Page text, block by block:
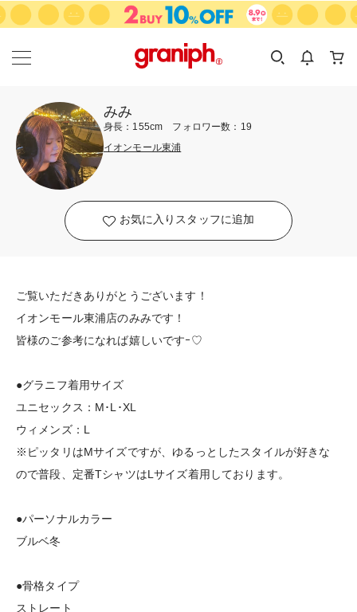
カテゴリーから探す
KIDS
カテゴリ
サイズ
みみ
身長：155cm フォロワー数：19
イオンモール東浦
お気に入りスタッフに追加
ご覧いただきありがとうございます！
イオンモール東浦店のみみです！
皆様のご参考になれば嬉しいですｰ♡
●グラニフ着用サイズ
ユニセックス：M･L･XL
ウィメンズ：L
※ピッタリはMサイズですが、ゆるっとしたスタイルが好きな
ので普段、定番TシャツはLサイズ着用しております。
●パーソナルカラー
ブルベ冬
●骨格タイプ
ストレート